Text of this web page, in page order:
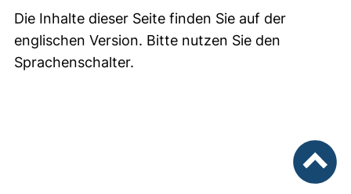
Die Inhalte dieser Seite finden Sie auf der
englischen Version. Bitte nutzen Sie den
Sprachenschalter.